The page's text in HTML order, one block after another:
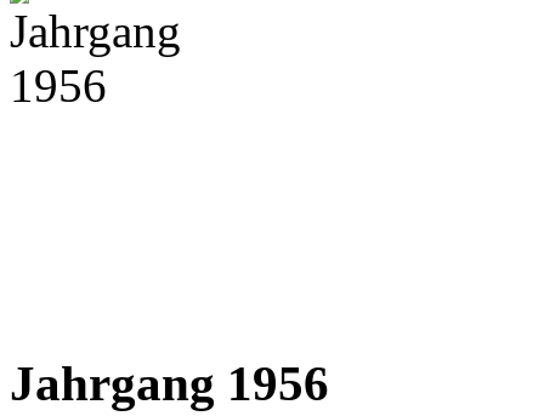
Jahrgang 1956